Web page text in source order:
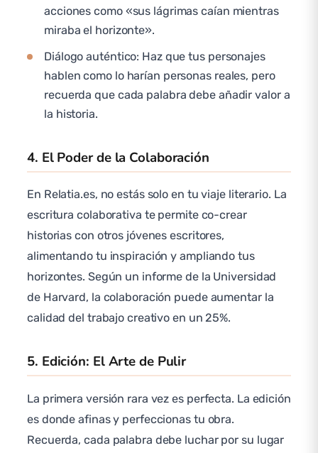
acciones como «sus lágrimas caían mientras
miraba el horizonte».
Diálogo auténtico: Haz que tus personajes
hablen como lo harían personas reales, pero
recuerda que cada palabra debe añadir valor a
la historia.
4. El Poder de la Colaboración
En Relatia.es, no estás solo en tu viaje literario. La
escritura colaborativa te permite co-crear
historias con otros jóvenes escritores,
alimentando tu inspiración y ampliando tus
horizontes. Según un informe de la Universidad
de Harvard, la colaboración puede aumentar la
calidad del trabajo creativo en un 25%.
5. Edición: El Arte de Pulir
La primera versión rara vez es perfecta. La edición
es donde afinas y perfeccionas tu obra.
Recuerda, cada palabra debe luchar por su lugar